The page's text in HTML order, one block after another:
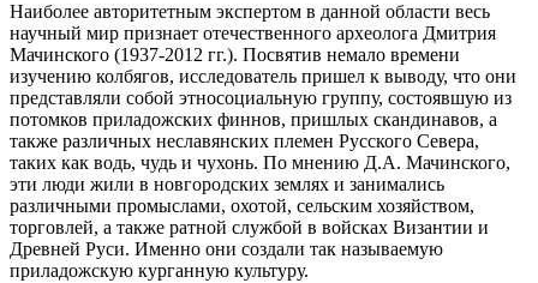
Наиболее авторитетным экспертом в данной области весь
научный мир признает отечественного археолога Дмитрия
Мачинского (1937-2012 гг.). Посвятив немало времени
изучению колбягов, исследователь пришел к выводу, что они
представляли собой этносоциальную группу, состоявшую из
потомков приладожских финнов, пришлых скандинавов, а
также различных неславянских племен Русского Севера,
таких как водь, чудь и чухонь. По мнению Д.А. Мачинского,
эти люди жили в новгородских землях и занимались
различными промыслами, охотой, сельским хозяйством,
торговлей, а также ратной службой в войсках Византии и
Древней Руси. Именно они создали так называемую
приладожскую курганную культуру.